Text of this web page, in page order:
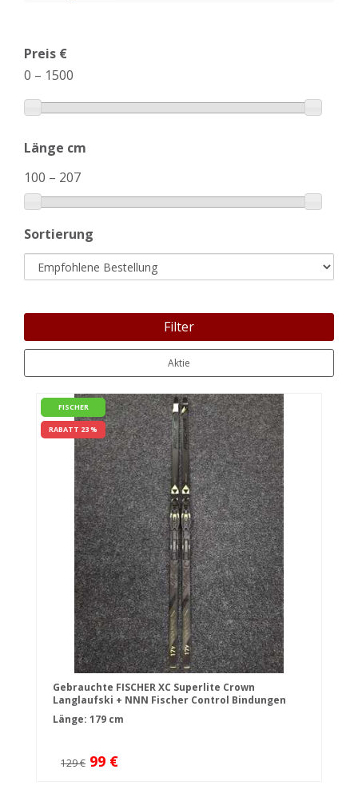
Preis €
0 – 1500
Länge cm
100 – 207
Sortierung
Filter
Aktie
FISCHER
RABATT 23 %
Gebrauchte FISCHER XC Superlite Crown
Langlaufski + NNN Fischer Control Bindungen
Länge: 179 cm
129 € 99 €